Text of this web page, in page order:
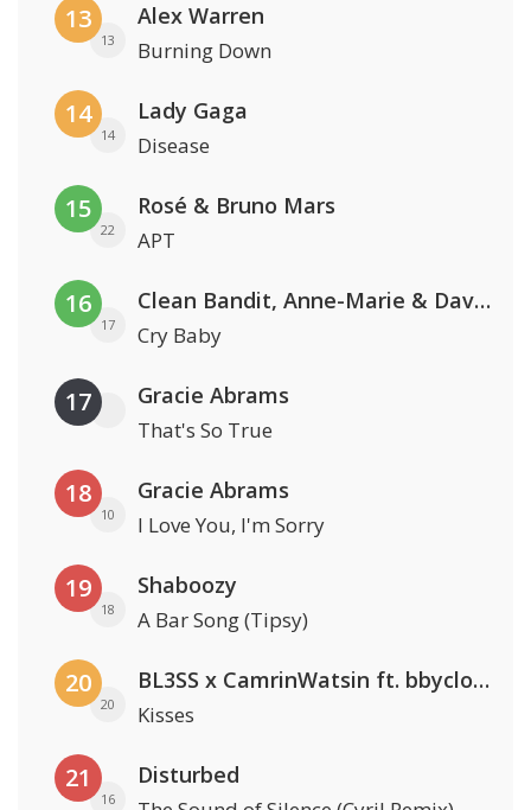
13
13
Alex Warren
Burning Down
14
14
Lady Gaga
Disease
15
22
Rosé & Bruno Mars
APT
16
17
Clean Bandit, Anne-Marie & David Guetta
Cry Baby
17 Gracie Abrams
That's So True
18
10
Gracie Abrams
I Love You, I'm Sorry
19
18
Shaboozy
A Bar Song (Tipsy)
20
20
BL3SS x CamrinWatsin ft. bbyclose
Kisses
21
16
Disturbed